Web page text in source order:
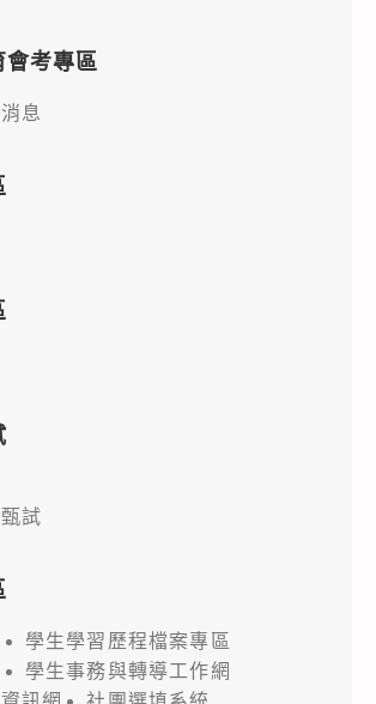
會考專區
息
試
學生學習歷程檔案專區
學生事務與轉導工作網